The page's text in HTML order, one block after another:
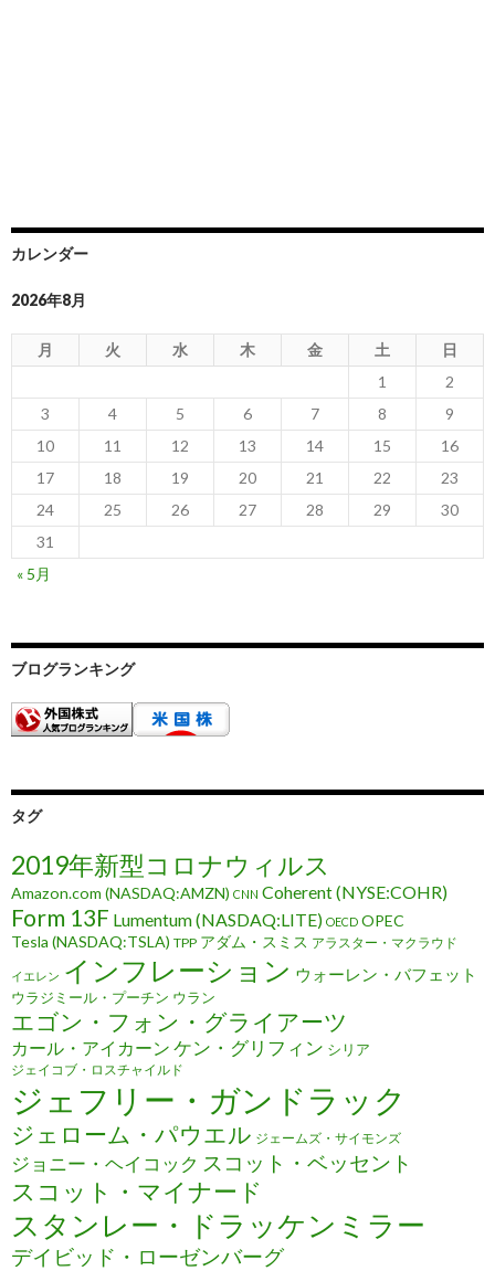
カレンダー
2026年8月
月 火 水 木 金 土
日
1
2
3
4 5 6 7 8
9
10
11 12 13 14 15
16
17
18 19 20 21 22
23
24
25 26 27 28 29
30
31
« 5月
ブログランキング
タグ
2019年新型コロナウィルス
Amazon.com (NASDAQ:AMZN) CNN Coherent (NYSE:COHR)
Form 13F Lumentum (NASDAQ:LITE) OECD OPEC
Tesla (NASDAQ:TSLA) TPP アダム・スミス アラスター・マクラウド
イエレン インフレーション ウォーレン・バフェット
ウラジミール・プーチン ウラン
エゴン・フォン・グライアーツ
カール・アイカーン ケン・グリフィン シリア
ジェイコブ・ロスチャイルド
ジェフリー・ガンドラック
ジェローム・パウエル ジェームズ・サイモンズ
ジョニー・ヘイコック スコット・ベッセント
スコット・マイナード
スタンレー・ドラッケンミラー
デイビッド・ローゼンバーグ